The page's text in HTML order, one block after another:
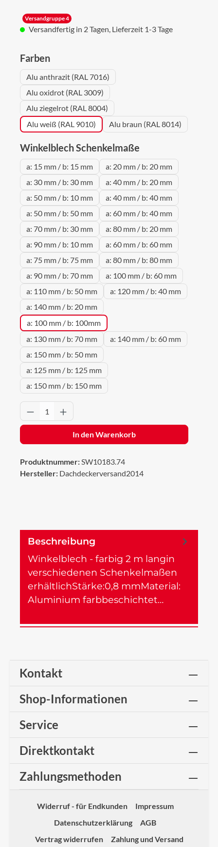
Versandgruppe 4
Versandfertig in 2 Tagen, Lieferzeit 1-3 Tage
Farbenauswählen
Alu anthrazit (RAL 7016)
Alu oxidrot (RAL 3009)
Alu ziegelrot (RAL 8004)
Alu weiß (RAL 9010)
Alu braun (RAL 8014)
Winkelblech Schenkelmaße
a: 15 mm / b: 15 mm
a: 20 mm / b: 20 mm
a: 30 mm / b: 30 mm
a: 40 mm / b: 20 mm
a: 50 mm / b: 10 mm
a: 40 mm / b: 40 mm
a: 50 mm / b: 50 mm
a: 60 mm / b: 40 mm
a: 70 mm / b: 30 mm
a: 80 mm / b: 20 mm
a: 90 mm / b: 10 mm
a: 60 mm / b: 60 mm
a: 75 mm / b: 75 mm
a: 80 mm / b: 80 mm
a: 90 mm / b: 70 mm
a: 100 mm / b: 60 mm
a: 110 mm / b: 50 mm
a: 120 mm / b: 40 mm
a: 140 mm / b: 20 mm
a: 100 mm / b: 100mm
a: 130 mm / b: 70 mm
a: 140 mm / b: 60 mm
a: 150 mm / b: 50 mm
a: 125 mm / b: 125 mm
a: 150 mm / b: 150 mm
Produkt Anzahl: Gib den gewünschten
In den Warenkorb
Produktnummer:SW10183.74
Hersteller: Dachdeckerversand2014
Beschreibung
Winkelblech - farbig 2 m langin
verschiedenen Schenkelmaßen
erhältlichStärke:0,8 mmMaterial:
Aluminium farbbeschichtet…
Kontakt
Shop-Informationen
Service
Direktkontakt
Zahlungsmethoden
Widerruf - für Endkunden
Impressum
Datenschutzerklärung
AGB
Vertrag widerrufen
Zahlung und Versand